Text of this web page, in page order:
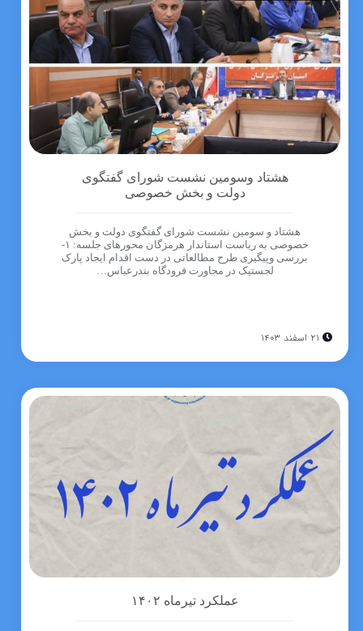
هشتاد وسومین نشست شورای گفتگوی
دولت و بخش خصوصی
هشتاد و سومین نشست شورای گفتگوی دولت و بخش
خصوصی به ریاست استاندار هرمزگان محورهای جلسه: ۱-
بررسی وپیگیری طرح مطالعاتی در دست اقدام ایجاد پارک
لجستیک در مجاورت فرودگاه بندرعباس…
۲۱ اسفند ۱۴۰۳
عملکرد تیرماه ۱۴۰۲